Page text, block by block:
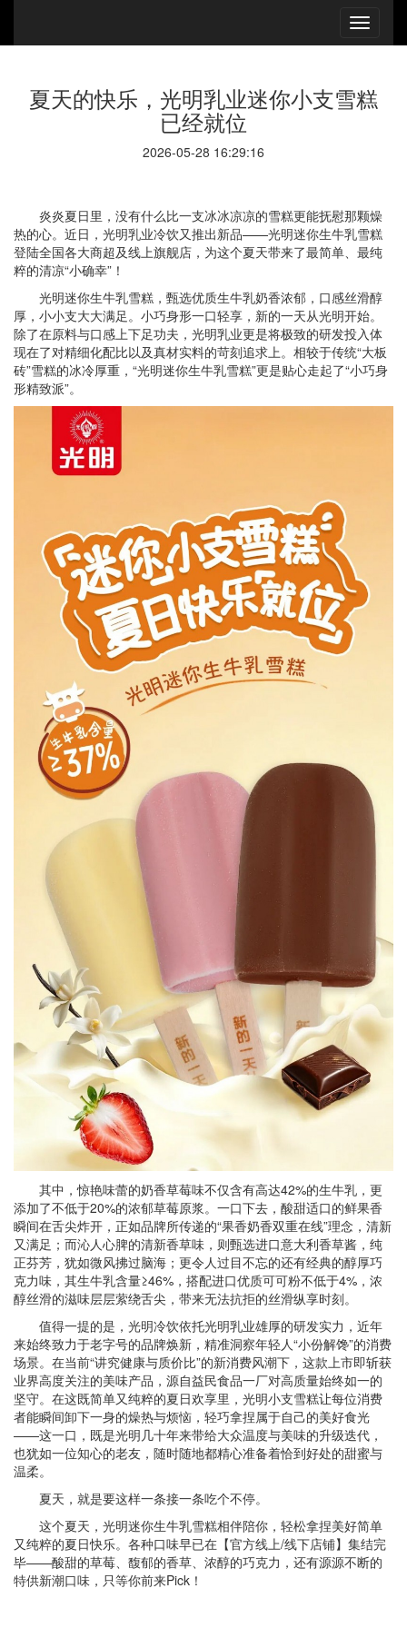
夏天的快乐，光明乳业迷你小支雪糕
已经就位
2026-05-28 16:29:16
炎炎夏日里，没有什么比一支冰冰凉凉的雪糕更能抚慰那颗燥
热的心。近日，光明乳业冷饮又推出新品——光明迷你生牛乳雪糕
登陆全国各大商超及线上旗舰店，为这个夏天带来了最简单、最纯
粹的清凉“小确幸”！
光明迷你生牛乳雪糕，甄选优质生牛乳奶香浓郁，口感丝滑醇
厚，小小支大大满足。小巧身形一口轻享，新的一天从光明开始。
除了在原料与口感上下足功夫，光明乳业更是将极致的研发投入体
现在了对精细化配比以及真材实料的苛刻追求上。相较于传统“大板
砖”雪糕的冰冷厚重，“光明迷你生牛乳雪糕”更是贴心走起了“小巧身
形精致派”。
其中，惊艳味蕾的奶香草莓味不仅含有高达42%的生牛乳，更
添加了不低于20%的浓郁草莓原浆。一口下去，酸甜适口的鲜果香
瞬间在舌尖炸开，正如品牌所传递的“果香奶香双重在线”理念，清新
又满足；而沁人心脾的清新香草味，则甄选进口意大利香草酱，纯
正芬芳，犹如微风拂过脑海；更令人过目不忘的还有经典的醇厚巧
克力味，其生牛乳含量≥46%，搭配进口优质可可粉不低于4%，浓
醇丝滑的滋味层层萦绕舌尖，带来无法抗拒的丝滑纵享时刻。
值得一提的是，光明冷饮依托光明乳业雄厚的研发实力，近年
来始终致力于老字号的品牌焕新，精准洞察年轻人“小份解馋”的消费
场景。在当前“讲究健康与质价比”的新消费风潮下，这款上市即斩获
业界高度关注的美味产品，源自益民食品一厂对高质量始终如一的
坚守。在这既简单又纯粹的夏日欢享里，光明小支雪糕让每位消费
者能瞬间卸下一身的燥热与烦恼，轻巧拿捏属于自己的美好食光
——这一口，既是光明几十年来带给大众温度与美味的升级迭代，
也犹如一位知心的老友，随时随地都精心准备着恰到好处的甜蜜与
温柔。
夏天，就是要这样一条接一条吃个不停。
这个夏天，光明迷你生牛乳雪糕相伴陪你，轻松拿捏美好简单
又纯粹的夏日快乐。各种口味早已在【官方线上/线下店铺】集结完
毕——酸甜的草莓、馥郁的香草、浓醇的巧克力，还有源源不断的
特供新潮口味，只等你前来Pick！